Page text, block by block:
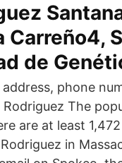
Carreño4,
de
phone
Rodriguez The
are at least
in